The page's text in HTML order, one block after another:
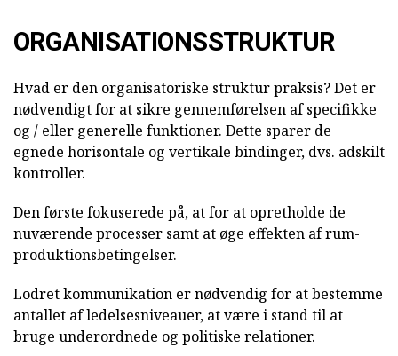
ORGANISATIONSSTRUKTUR
Hvad er den organisatoriske struktur praksis? Det er
nødvendigt for at sikre gennemførelsen af specifikke
og / eller generelle funktioner. Dette sparer de
egnede horisontale og vertikale bindinger, dvs. adskilt
kontroller.
Den første fokuserede på, at for at opretholde de
nuværende processer samt at øge effekten af rum-
produktionsbetingelser.
Lodret kommunikation er nødvendig for at bestemme
antallet af ledelsesniveauer, at være i stand til at
bruge underordnede og politiske relationer.